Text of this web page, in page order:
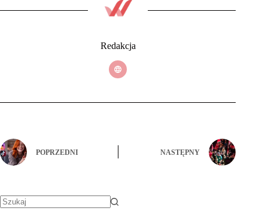
Redakcja
POPRZEDNI NASTĘPNY